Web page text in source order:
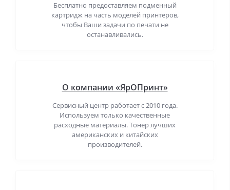
Бесплатно предоставляем подменный
картридж на часть моделей принтеров,
чтобы Ваши задачи по печати не
останавливались.
О компании «ЯрОПринт»
Сервисный центр работает с 2010 года.
Используем только качественные
расходные материалы. Тонер лучших
американских и китайских
производителей.